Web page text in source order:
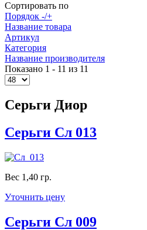
Сортировать по
Порядок -/+
Название товара
Артикул
Категория
Название производителя
Показано 1 - 11 из 11
Серьги Диор
Серьги Сл 013
Вес 1,40 гр.
Уточнить цену
Серьги Сл 009